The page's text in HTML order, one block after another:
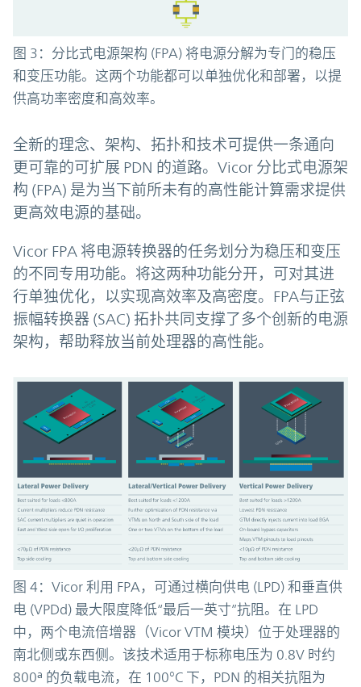
图 3：分比式电源架构 (FPA) 将电源分解为专门的稳压
和变压功能。这两个功能都可以单独优化和部署，以提
供高功率密度和高效率。
全新的理念、架构、拓扑和技术可提供一条通向
更可靠的可扩展 PDN 的道路。Vicor 分比式电源架
构 (FPA) 是为当下前所未有的高性能计算需求提供
更高效电源的基础。
Vicor FPA 将电源转换器的任务划分为稳压和变压
的不同专用功能。将这两种功能分开，可对其进
行单独优化，以实现高效率及高密度。FPA与正弦
振幅转换器 (SAC) 拓扑共同支撑了多个创新的电源
架构，帮助释放当前处理器的高性能。
图 4：Vicor 利用 FPA，可通过横向供电 (LPD) 和垂直供
电 (VPDd) 最大限度降低“最后一英寸”抗阻。在 LPD
中，两个电流倍增器（Vicor VTM 模块）位于处理器的
南北侧或东西侧。该技术适用于标称电压为 0.8V 时约
800ª 的负载电流，在 100°C 下，PDN 的相关抗阻为